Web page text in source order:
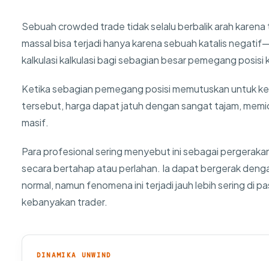
Sebuah crowded trade tidak selalu berbalik arah
massal bisa terjadi hanya karena sebuah katalis
kalkulasi kalkulasi bagi sebagian besar pemegang posisi
Ketika sebagian pemegang posisi memutuskan untuk
tersebut, harga dapat jatuh dengan sangat tajam,
masif.
Para profesional sering menyebut ini sebagai
secara bertahap atau perlahan. Ia dapat bergerak
normal, namun fenomena ini terjadi jauh lebih sering di
kebanyakan trader.
DINAMIKA UNWIND